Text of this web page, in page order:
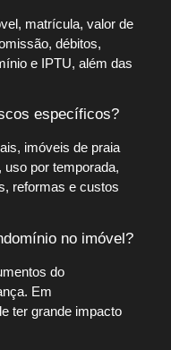
matrícula, valor de
débitos,
e IPTU, além das
específicos?
imóveis de praia
por temporada,
reformas e custos
no imóvel?
do
Em
ter grande impacto